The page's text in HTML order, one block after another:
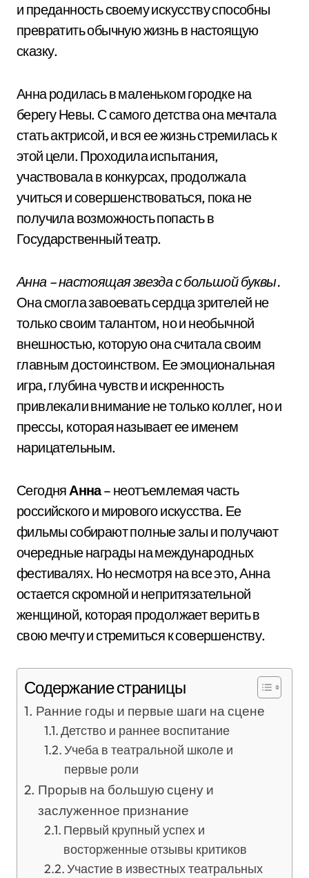
и преданность своему искусству способны
превратить обычную жизнь в настоящую
сказку.
Анна родилась в маленьком городке на
берегу Невы. С самого детства она мечтала
стать актрисой, и вся ее жизнь стремилась к
этой цели. Проходила испытания,
участвовала в конкурсах, продолжала
учиться и совершенствоваться, пока не
получила возможность попасть в
Государственный театр.
Анна – настоящая звезда с большой буквы.
Она смогла завоевать сердца зрителей не
только своим талантом, но и необычной
внешностью, которую она считала своим
главным достоинством. Ее эмоциональная
игра, глубина чувств и искренность
привлекали внимание не только коллег, но и
прессы, которая называет ее именем
нарицательным.
СегодняАнна– неотъемлемая часть
российского и мирового искусства. Ее
фильмы собирают полные залы и получают
очередные награды на международных
фестивалях. Но несмотря на все это, Анна
остается скромной и непритязательной
женщиной, которая продолжает верить в
свою мечту и стремиться к совершенству.
Содержание страницы
Ранние годы и первые шаги на сцене
Детство и раннее воспитание
Учеба в театральной школе и
первые роли
Прорыв на большую сцену и
заслуженное признание
Первый крупный успех и
восторженные отзывы критиков
Участие в известных театральных